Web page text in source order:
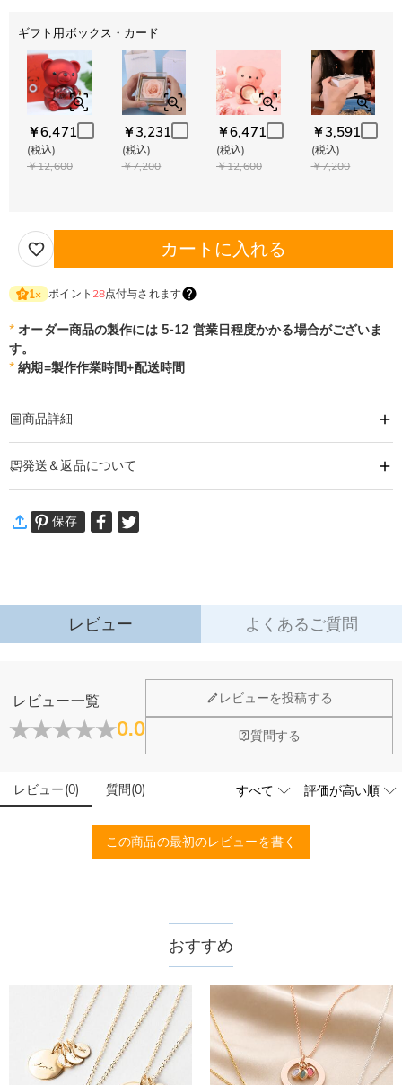
ギフト用ボックス・カード
￥6,471
(税込)
￥12,600
￥3,231
(税込)
￥7,200
￥6,471
(税込)
￥12,600
￥3,591
(税込)
￥7,200
カートに入れる
1× ポイント 28点付与されます
* オーダー商品の製作には 5-12 営業日程度かかる場合がございま
す。
* 納期=製作作業時間+配送時間
商品詳細
人生における特別な女性へ贈るエレガントなハートネックレスは、彼女らしい
唯一無二の誕生日プレゼントに最適。愛を込めてハンドクラフトされ、名前・
イニシャルや想いのこもった言葉を入れる可能で、彼女が心から愛でる思い出
のジュエリーになります。
デザインは簡潔で滑らか、繊細に彫られた文字が上品なアクセントを添え、調
単なるジュエリーではなく、心遣いと愛の象徴で、身に着けるたびにあなたの
愛と感謝を思い出させる。彼女・妻・母親・親友へ最適で、どんな誕生日も忘
素材:シルバー合金
閉じる
発送＆返品について
万一、ご注文商品にご満足いただけない場合は、商品が到着後60日
保存
レビュー よくあるご質問
レビュー一覧
0.0
レビューを投稿する
質問する
レビュー(0) 質問(0)
この商品の最初のレビューを書く
ジュエリーについて
店頭や実店舗とかありますか？
店舗に費やす家賃や保険、人的労力等のコストを節約して、商
営しております。
輝きと高い硬度を誇る最高級品質グレード5Aのキューピッド
ジルコニアを使用しており、その中でも専門の職人によるカッ
トを施し、最上級位のスーパーキュービックジルコニアとなり
こちらの商品を身に付けると、肌が緑色に変色しま
いいえ、肌を緑色に変色させたのは真鍮や銅が含まれた製品で
送料は配送方法によって異なります。通常配送は送料が1,620
円で、11,700円以上で無料になります。速達配送は送料が
4,680円になります。ご注文金額が25,200以上なら速達配送も
無料となります。（一部離島や遠方へご発送の場合、中継料が
別途加算されます。）
注文した商品はいつ届きますか？
認してから制作となります。大量生産品ではなく、一つ一つ手
でお作りしており、予定作業時間は商品ページに記載しており
ます。そしてご購入の際にお選び頂いた「配送方法」の選択に
よって、お届け日数が異なります。詳細は
配送についてまでご
確認ください。.
商品に納品書などの明細書は同梱されますか？
ご注文の納品書・領収書といった明細書は商品に同梱しており
ません。領収書発行をご希望の場合は、ご注文明細をメールに
てご確認ください。
商品を海外へ直接発送することは可能でしょうか。
はい、対応可能です。海外配送をご希望の場合は、カスタマー
サポートまで詳しい海外配送先情報をお送りください。配送先
返品・交換はできますか？
おすすめ